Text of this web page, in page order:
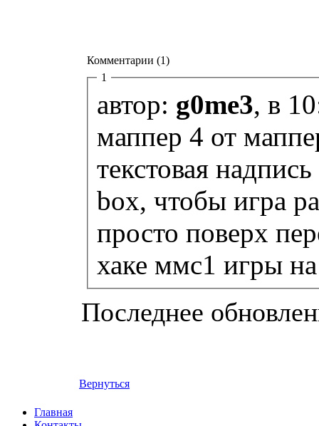
Комментарии (1)
1
автор: g0me3, в
маппер 4 от
текстовая
box, чтобы игра
просто поверх
хаке ммс1 игры
Последнее
Вернуться
Главная